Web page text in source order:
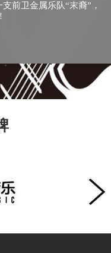
前卫金属乐队“末裔”，